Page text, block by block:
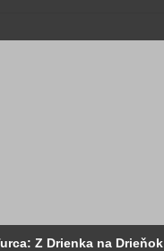
Z Drienka na Drieňok